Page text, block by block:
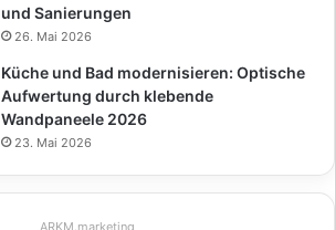
und Sanierungen
26. Mai 2026
Küche und Bad modernisieren: Optische
Aufwertung durch klebende
Wandpaneele 2026
23. Mai 2026
ARKM.marketing